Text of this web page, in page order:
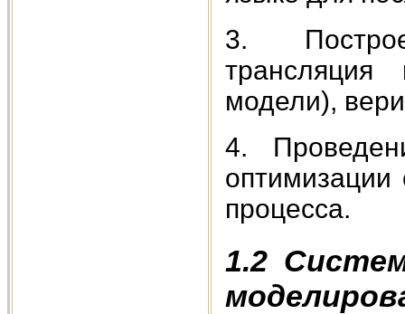
3.
трансляция
модели),
4.
оптимизации
процесса.
1.2